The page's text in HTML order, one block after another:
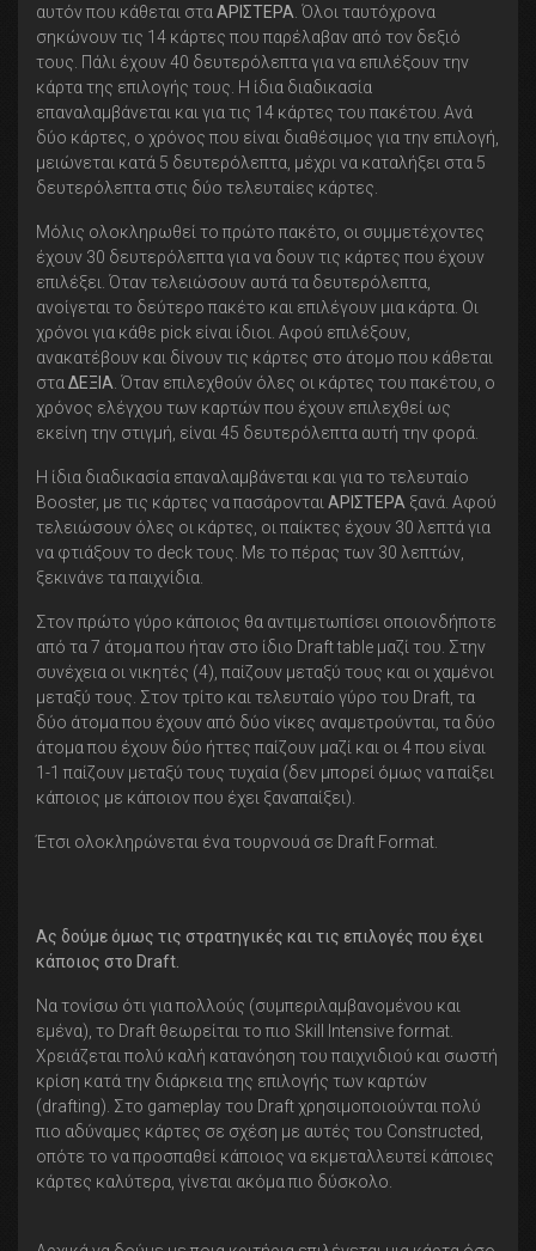
αυτόν που κάθεται στα ΑΡΙΣΤΕΡΑ . Όλοι ταυτόχρονα
σηκώνουν τις 14 κάρτες που παρέλαβαν από τον δεξιό
τους. Πάλι έχουν 40 δευτερόλεπτα για να επιλέξουν την
κάρτα της επιλογής τους. Η ίδια διαδικασία
επαναλαμβάνεται και για τις 14 κάρτες του πακέτου. Ανά
δύο κάρτες, ο χρόνος που είναι διαθέσιμος για την επιλογή,
μειώνεται κατά 5 δευτερόλεπτα, μέχρι να καταλήξει στα 5
δευτερόλεπτα στις δύο τελευταίες κάρτες.
Μόλις ολοκληρωθεί το πρώτο πακέτο, οι συμμετέχοντες
έχουν 30 δευτερόλεπτα για να δουν τις κάρτες που έχουν
επιλέξει. Όταν τελειώσουν αυτά τα δευτερόλεπτα,
ανοίγεται το δεύτερο πακέτο και επιλέγουν μια κάρτα. Οι
χρόνοι για κάθε pick είναι ίδιοι. Αφού επιλέξουν,
ανακατέβουν και δίνουν τις κάρτες στο άτομο που κάθεται
στα ΔΕΞΙΑ . Όταν επιλεχθούν όλες οι κάρτες του πακέτου, ο
χρόνος ελέγχου των καρτών που έχουν επιλεχθεί ως
εκείνη την στιγμή, είναι 45 δευτερόλεπτα αυτή την φορά.
Η ίδια διαδικασία επαναλαμβάνεται και για το τελευταίο
Booster, με τις κάρτες να πασάρονται ΑΡΙΣΤΕΡΑ ξανά. Αφού
τελειώσουν όλες οι κάρτες, οι παίκτες έχουν 30 λεπτά για
να φτιάξουν το deck τους. Με το πέρας των 30 λεπτών,
ξεκινάνε τα παιχνίδια.
Στον πρώτο γύρο κάποιος θα αντιμετωπίσει οποιονδήποτε
από τα 7 άτομα που ήταν στο ίδιο Draft table μαζί του. Στην
συνέχεια οι νικητές (4), παίζουν μεταξύ τους και οι χαμένοι
μεταξύ τους. Στον τρίτο και τελευταίο γύρο του Draft, τα
δύο άτομα που έχουν από δύο νίκες αναμετρούνται, τα δύο
άτομα που έχουν δύο ήττες παίζουν μαζί και οι 4 που είναι
1-1 παίζουν μεταξύ τους τυχαία (δεν μπορεί όμως να παίξει
κάποιος με κάποιον που έχει ξαναπαίξει).
Έτσι ολοκληρώνεται ένα τουρνουά σε Draft Format.
Ας δούμε όμως τις στρατηγικές και τις επιλογές που έχει
κάποιος στο Draft.
Να τονίσω ότι για πολλούς (συμπεριλαμβανομένου και
εμένα), το Draft θεωρείται το πιο Skill Intensive format.
Χρειάζεται πολύ καλή κατανόηση του παιχνιδιού και σωστή
κρίση κατά την διάρκεια της επιλογής των καρτών
(drafting). Στο gameplay του Draft χρησιμοποιούνται πολύ
πιο αδύναμες κάρτες σε σχέση με αυτές του Constructed,
οπότε το να προσπαθεί κάποιος να εκμεταλλευτεί κάποιες
κάρτες καλύτερα, γίνεται ακόμα πιο δύσκολο.